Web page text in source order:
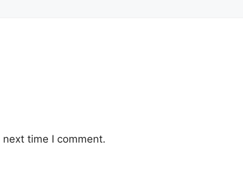
time I comment.